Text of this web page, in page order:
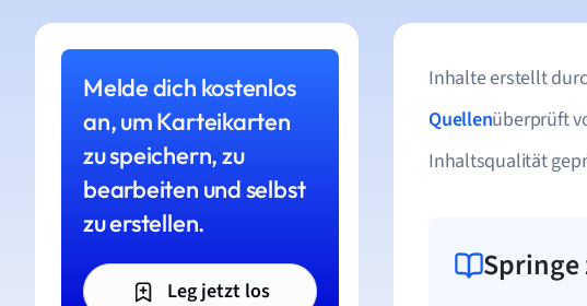
Melde dich kostenlos
an, um Karteikarten
zu speichern, zu
bearbeiten und selbst
zu erstellen.
Leg jetzt los
Inhalte erstellt
Quellenüberprüft
Inhaltsqualität